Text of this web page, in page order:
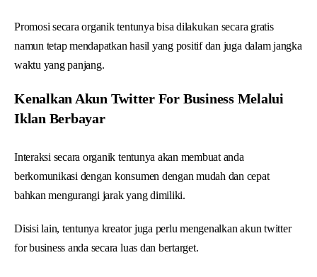
Promosi secara organik tentunya bisa dilakukan secara gratis
namun tetap mendapatkan hasil yang positif dan juga dalam jangka
waktu yang panjang.
Kenalkan Akun Twitter For Business Melalui
Iklan Berbayar
Interaksi secara organik tentunya akan membuat anda
berkomunikasi dengan konsumen dengan mudah dan cepat
bahkan mengurangi jarak yang dimiliki.
Disisi lain, tentunya kreator juga perlu mengenalkan akun twitter
for business anda secara luas dan bertarget.